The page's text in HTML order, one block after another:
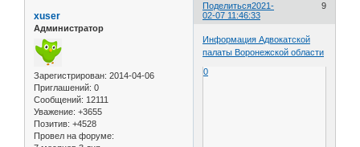
Поделиться 9
2021-
02-07 11:46:33
xuser
Администратор
Зарегистрирован: 2014-04-06
Приглашений: 0
Сообщений: 12111
Уважение: +3655
Позитив: +4528
Провел на форуме:
Информация Адвокатской
палаты Воронежской области
0